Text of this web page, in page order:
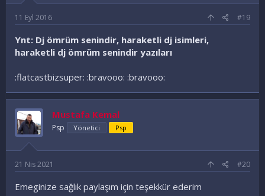
11 Eyl 2016 #19
Ynt: Dj ömrüm senindir, haraketli dj isimleri,
haraketli dj ömrüm senindir yazıları
:flatcastbizsuper: :bravooo: :bravooo:
Mustafa Kemal
Psp Yönetici Psp
21 Nis 2021 #20
Emeginize sağlık paylaşım için teşekkür ederim